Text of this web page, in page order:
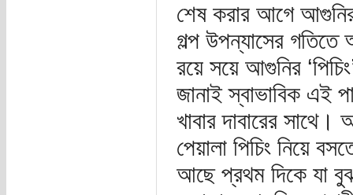
শেষ করার আগে
গল্প উপন্যাসের
রয়ে সয়ে আগুনির
জানাই স্বাভাবিক এই
খাবার দাবারের
পেয়ালা পিচিং নিয়ে
আছে প্রথম দিকে যা